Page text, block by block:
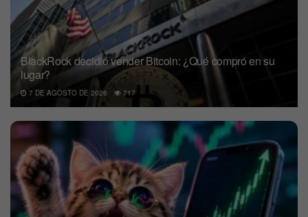
BlackRock decidió vender Bitcoin: ¿Qué compró en su
lugar?
7 DE AGOSTO DE 2026 717